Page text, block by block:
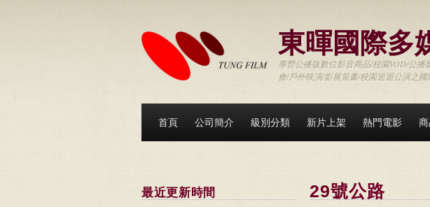
東暉國際多
專營公播版數位影音商品/校園VOD/公
會/戶外映演/影展策畫/校園巡迴公演之
首頁 公司簡介 級別分類 新片上架 熱門電影
最近更新時間 29號公路